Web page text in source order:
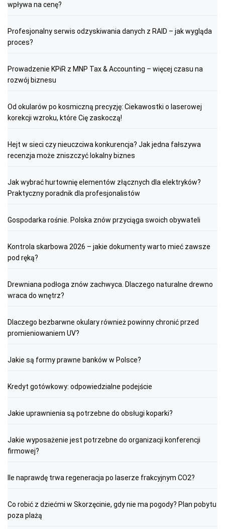
wpływa na cenę?
Profesjonalny serwis odzyskiwania danych z RAID – jak wygląda
proces?
Prowadzenie KPiR z MNP Tax & Accounting – więcej czasu na
rozwój biznesu
Od okularów po kosmiczną precyzję: Ciekawostki o laserowej
korekcji wzroku, które Cię zaskoczą!
Hejt w sieci czy nieuczciwa konkurencja? Jak jedna fałszywa
recenzja może zniszczyć lokalny biznes
Jak wybrać hurtownię elementów złącznych dla elektryków?
Praktyczny poradnik dla profesjonalistów
Gospodarka rośnie. Polska znów przyciąga swoich obywateli
Kontrola skarbowa 2026 – jakie dokumenty warto mieć zawsze
pod ręką?
Drewniana podłoga znów zachwyca. Dlaczego naturalne drewno
wraca do wnętrz?
Dlaczego bezbarwne okulary również powinny chronić przed
promieniowaniem UV?
Jakie są formy prawne banków w Polsce?
Kredyt gotówkowy: odpowiedzialne podejście
Jakie uprawnienia są potrzebne do obsługi koparki?
Jakie wyposażenie jest potrzebne do organizacji konferencji
firmowej?
Ile naprawdę trwa regeneracja po laserze frakcyjnym CO2?
Co robić z dziećmi w Skorzęcinie, gdy nie ma pogody? Plan pobytu
poza plażą